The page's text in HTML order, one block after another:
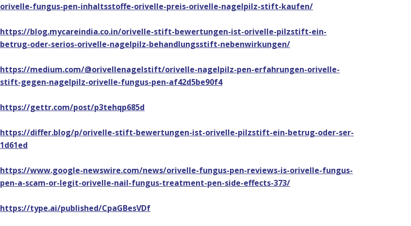
orivelle-fungus-pen-inhaltsstoffe-orivelle-preis-orivelle-nagelpilz-stift-kaufen/
https://blog.mycareindia.co.in/orivelle-stift-bewertungen-ist-orivelle-pilzstift-ein-
betrug-oder-serios-orivelle-nagelpilz-behandlungsstift-nebenwirkungen/
https://medium.com/@orivellenagelstift/orivelle-nagelpilz-pen-erfahrungen-orivelle-
stift-gegen-nagelpilz-orivelle-fungus-pen-af42d5be90f4
https://gettr.com/post/p3tehqp685d
https://differ.blog/p/orivelle-stift-bewertungen-ist-orivelle-pilzstift-ein-betrug-oder-ser-
1d61ed
https://www.google-newswire.com/news/orivelle-fungus-pen-reviews-is-orivelle-fungus-
pen-a-scam-or-legit-orivelle-nail-fungus-treatment-pen-side-effects-373/
https://type.ai/published/CpaGBesVDf